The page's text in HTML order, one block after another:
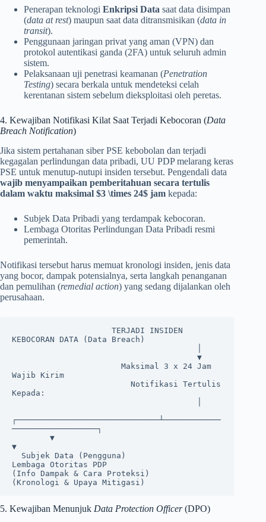
Penerapan teknologi Enkripsi Data saat data disimpan
(data at rest) maupun saat data ditransmisikan (data in
transit).
Penggunaan jaringan privat yang aman (VPN) dan
protokol autentikasi ganda (2FA) untuk seluruh admin
sistem.
Pelaksanaan uji penetrasi keamanan (Penetration
Testing) secara berkala untuk mendeteksi celah
kerentanan sistem sebelum dieksploitasi oleh peretas.
4. Kewajiban Notifikasi Kilat Saat Terjadi Kebocoran (Data
Breach Notification)
Jika sistem pertahanan siber PSE kebobolan dan terjadi
kegagalan perlindungan data pribadi, UU PDP melarang keras
PSE untuk menutup-nutupi insiden tersebut. Pengendali data
wajib menyampaikan pemberitahuan secara tertulis
dalam waktu maksimal $3 \times 24$ jam kepada:
Subjek Data Pribadi yang terdampak kebocoran.
Lembaga Otoritas Perlindungan Data Pribadi resmi
pemerintah.
Notifikasi tersebut harus memuat kronologi insiden, jenis data
yang bocor, dampak potensialnya, serta langkah penanganan
dan pemulihan (remedial action) yang sedang dijalankan oleh
perusahaan.
KEBOCORAN DATA (Data Breach)
Wajib Kirim
Kepada:
┌──────────────────────────────┴────────────
──────────────────┐
▼
Lembaga Otoritas PDP
(Info Dampak & Cara Proteksi)
5. Kewajiban Menunjuk Data Protection Officer(DPO)